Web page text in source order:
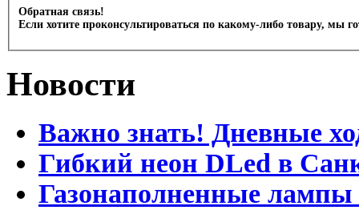
Обратная связь!
Если хотите проконсультироваться по какому-либо товару, мы
Новости
Важно знать! Дневные
Гибкий неон DLed в
Газонаполненные